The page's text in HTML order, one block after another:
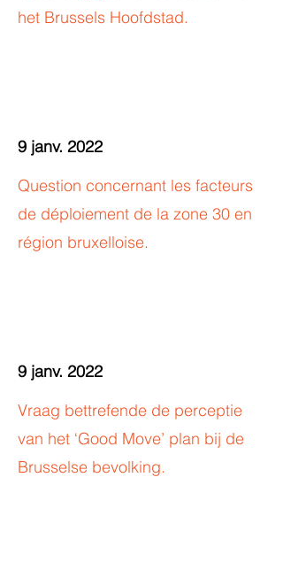
het Brussels Hoofdstad.
9 janv. 2022
Question concernant les facteurs
de déploiement de la zone 30 en
région bruxelloise.
9 janv. 2022
Vraag bettrefende de perceptie
van het ‘Good Move’ plan bij de
Brusselse bevolking.